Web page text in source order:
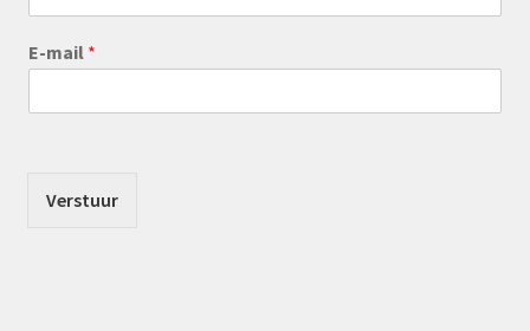
E-mail *
Verstuur